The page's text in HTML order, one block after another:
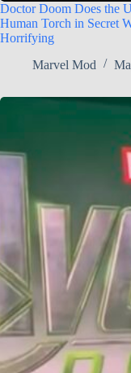
Doctor Doom Does
Human Torch in Secret
Horrifying
Marvel Mod